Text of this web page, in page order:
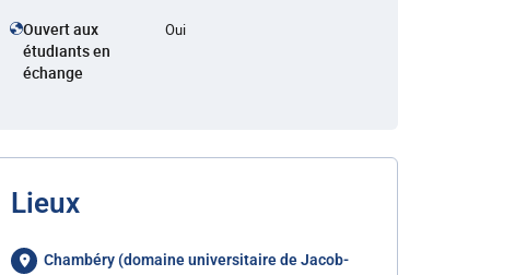
Ouvert aux
étudiants en
échange
Oui
Lieux
Chambéry (domaine universitaire de Jacob-